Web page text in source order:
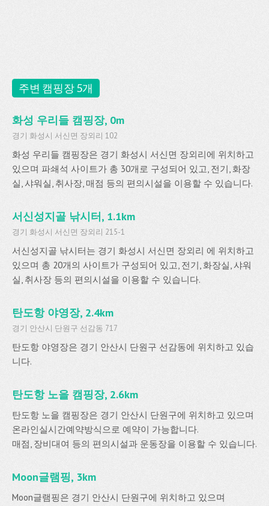
주변 캠핑장 5개
화성 우리들 캠핑장, 0m
경기 화성시 서신면 장외리 102
화성 우리들 캠핑장은 경기 화성시 서신면 장외리에 위치하고
있으며 파쇄석 사이트가 총 30개로 구성되어 있고, 전기, 화장
실, 샤워실, 취사장, 매점 등의 편의시설을 이용할 수 있습니다.
서신성지골 낚시터, 1.1km
경기 화성시 서신면 장외리 215-1
서신성지골 낚시터는 경기 화성시 서신면 장외리 에 위치하고
있으며 총 20개의 사이트가 구성되어 있고, 전기, 화장실, 샤워
실, 취사장 등의 편의시설을 이용할 수 있습니다.
탄도항 야영장, 2.4km
경기 안산시 단원구 선감동 717
탄도항 야영장은 경기 안산시 단원구 선감동에 위치하고 있습
니다.
탄도항 노을 캠핑장, 2.6km
탄도항 노을 캠핑장은 경기 안산시 단원구에 위치하고 있으며
온라인실시간예약방식으로 예약이 가능합니다.
매점, 장비대여 등의 편의시설과 운동장을 이용할 수 있습니다.
Moon글램핑, 3km
Moon글램핑은 경기 안산시 단원구에 위치하고 있으며